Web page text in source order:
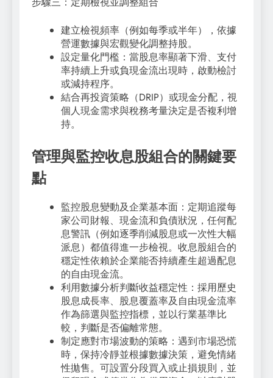
建立檢視頻率（例如每季或半年），依據
營運數據與宏觀變化調整持股。
設定量化門檻：當股息率顯著下滑、支付
率持續上升或負現金流出現時，啟動檢討
或減持程序。
結合再投資策略（DRIP）或現金分配，視
個人現金需求與稅務考量決定是否複利增
持。
管理與監控收息股組合的關鍵要
點
監控股息變動及企業基本面：定期追蹤每
家公司財報、現金流和負債狀況，任何配
息警訊（例如逐季削減股息或一次性大幅
派息）都值得進一步檢視。收息股組合的
穩定性依賴於企業能否持續產生超過配息
的自由現金流。
利用數據分析判斷收益穩定性：採用歷史
股息成長率、股息覆蓋率及自由現金流率
作為篩選與監控指標，並以行業基準比
較，判斷是否偏離常態。
制定應對市場波動的策略：遇到市場恐慌
時，保持冷靜並根據數據決策，避免情緒
性拋售。可設置分段買入或止損規則，並